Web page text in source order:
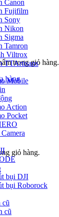
trong giỏ hàng.
hàng
giỏ hàng.
Canon
Fujifilm
Sony
Nikon
Sigma
Tamron
Viltrox
TTArtisans
Mobile
Action
Pocket
bụi DJI
bụi Roborock
cũ
cũ